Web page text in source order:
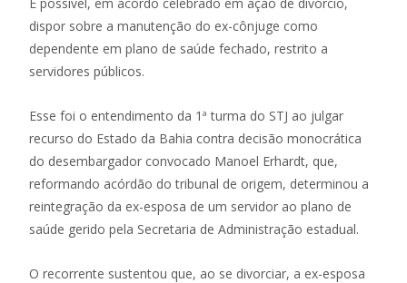
dispor sobre a manutenção do ex-cônjuge como
dependente em plano de saúde fechado, restrito a
servidores públicos.
Esse foi o entendimento da 1ª turma do STJ ao julgar
recurso do Estado da Bahia contra decisão monocrática
do desembargador convocado Manoel Erhardt, que,
reformando acórdão do tribunal de origem, determinou a
reintegração da ex-esposa de um servidor ao plano de
saúde gerido pela Secretaria de Administração estadual.
O recorrente sustentou que, ao se divorciar, a ex-esposa